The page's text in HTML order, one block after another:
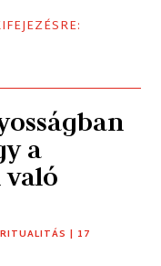
a
való
| 17